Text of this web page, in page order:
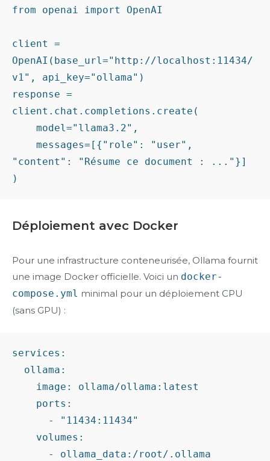
from openai import OpenAI
client =
OpenAI(base_url="http://localhost:11434/
v1", api_key="ollama")
response =
client.chat.completions.create(
"content": "Résume ce document : ..."}]
Déploiement avec Docker
Pour une infrastructure conteneurisée, Ollama fournit
une image Docker officielle. Voici un docker-
compose.yml minimal pour un déploiement CPU
(sans GPU) :
services: